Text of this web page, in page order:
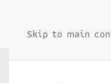
Skip to main